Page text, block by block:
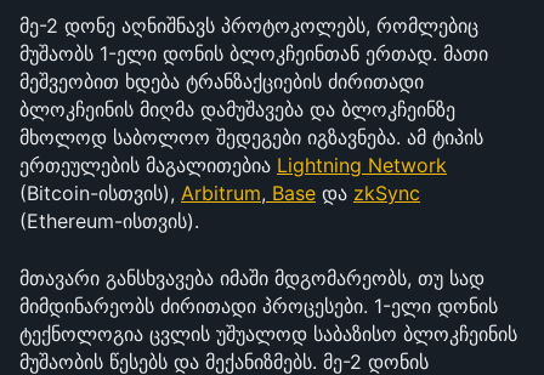
მე-2 დონე აღნიშნავს პროტოკოლებს, რომლებიც
მუშაობს 1-ელი დონის ბლოკჩეინთან ერთად. მათი
მეშვეობით ხდება ტრანზაქციების ძირითადი
ბლოკჩეინის მიღმა დამუშავება და ბლოკჩეინზე
მხოლოდ საბოლოო შედეგები იგზავნება. ამ ტიპის
ერთეულების მაგალითებია Lightning Network
(Bitcoin-ისთვის), Arbitrum, Base და zkSync
(Ethereum-ისთვის).
მთავარი განსხვავება იმაში მდგომარეობს, თუ სად
მიმდინარეობს ძირითადი პროცესები. 1-ელი დონის
ტექნოლოგია ცვლის უშუალოდ საბაზისო ბლოკჩეინის
მუშაობის წესებს და მექანიზმებს. მე-2 დონის